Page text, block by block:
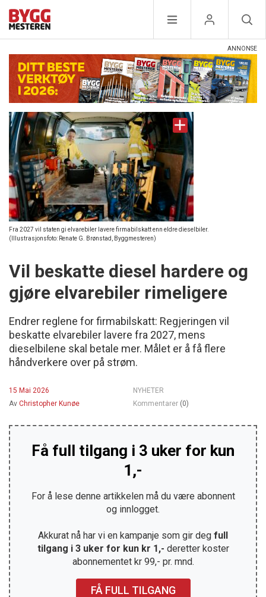
Fra 2027 vil staten gi elvarebiler lavere firmabilskatt enn eldre dieselbiler.
(Illustrasjonsfoto: Renate G. Brønstad, Byggmesteren)
Vil beskatte diesel hardere og
gjøre elvarebiler rimeligere
Endrer reglene for firmabilskatt: Regjeringen vil
beskatte elvarebiler lavere fra 2027, mens
dieselbilene skal betale mer. Målet er å få flere
håndverkere over på strøm.
15 Mai 2026
NYHETER
Av Christopher Kunøe Kommentarer (0)
Få full tilgang i 3 uker for kun
1,-
For å lese denne artikkelen må du være abonnent
og innlogget.
Akkurat nå har vi en kampanje som gir deg full
tilgang i 3 uker for kun kr 1,- deretter koster
abonnementet kr 99,- pr. mnd.
FÅ FULL TILGANG